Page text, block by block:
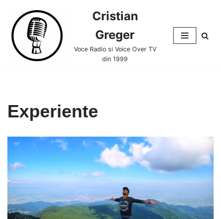
Skip
to
content
Cristian
Greger
Voce Radio si Voice Over TV
din 1999
Experiente